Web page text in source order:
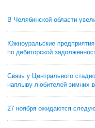
В Челябинской области
Южноуральские
по дебиторской
Связь у Центрального
наплыву любителей зимних
27 ноября ожидаются